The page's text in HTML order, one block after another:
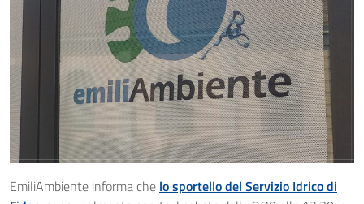
EmiliAmbiente informa che lo sportello del Servizio Idrico di